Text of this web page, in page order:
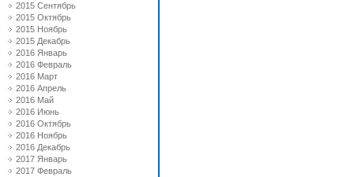
2015 Сентябрь
2015 Октябрь
2015 Ноябрь
2015 Декабрь
2016 Январь
2016 Февраль
2016 Март
2016 Апрель
2016 Май
2016 Июнь
2016 Октябрь
2016 Ноябрь
2016 Декабрь
2017 Январь
2017 Февраль